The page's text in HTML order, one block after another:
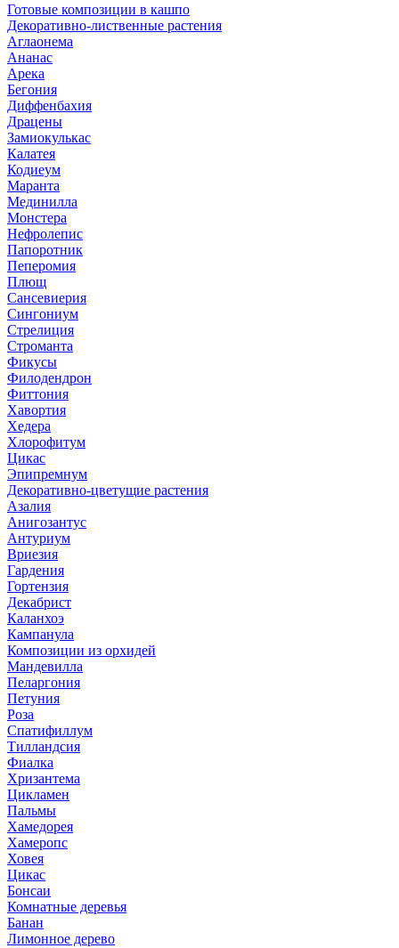
Готовые композиции в кашпо
Декоративно-лиственные растения
Аглаонема
Ананас
Арека
Бегония
Диффенбахия
Драцены
Замиокулькас
Калатея
Кодиеум
Маранта
Мединилла
Монстера
Нефролепис
Папоротник
Пеперомия
Плющ
Сансевиерия
Сингониум
Стрелиция
Строманта
Фикусы
Филодендрон
Фиттония
Хавортия
Хедера
Хлорофитум
Цикас
Эпипремнум
Декоративно-цветущие растения
Азалия
Анигозантус
Антуриум
Вриезия
Гардения
Гортензия
Декабрист
Каланхоэ
Кампанула
Композиции из орхидей
Мандевилла
Пеларгония
Петуния
Роза
Спатифиллум
Тилландсия
Фиалка
Хризантема
Цикламен
Пальмы
Хамедорея
Хамеропс
Ховея
Цикас
Бонсаи
Комнатные деревья
Банан
Лимонное дерево